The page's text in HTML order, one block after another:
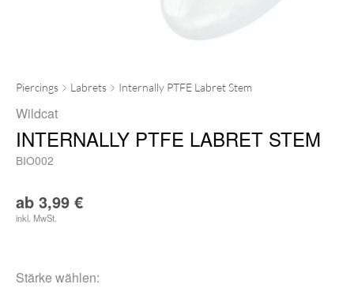
Piercings Labrets Internally PTFE Labret Stem
Wildcat
INTERNALLY PTFE LABRET STEM
BIO002
ab 3,99 €
inkl. MwSt.
Stärke wählen: